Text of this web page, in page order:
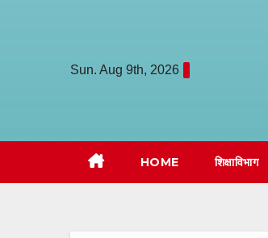
Sun. Aug 9th, 2026
HOME शिक्षाविभाग